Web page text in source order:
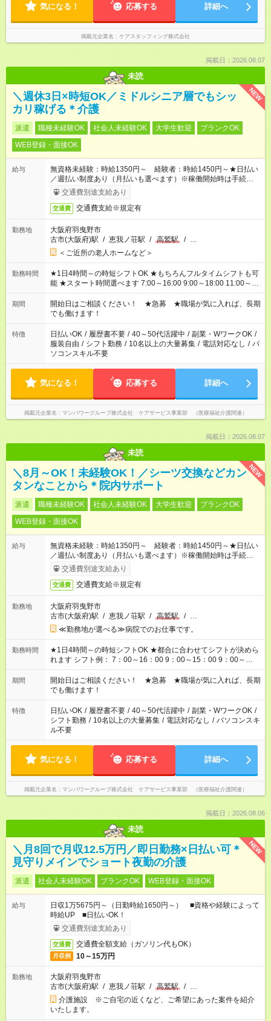
気になる！ 応募する 詳細へ
掲載元企業名 ケアスタッフィング株式会社
掲載日：2026.08.07
未読
NEW
＼週休3日×時短OK／ミドルシニア層でもシッ
カリ稼げる＊介護
派遣 職種未経験OK 社会人未経験OK 大学生歓迎
ブランクOK
WEB登録・面接OK
給与
無資格未経験：時給1350円～ 経験者：時給1450円～★日払い
／週払い制度あり（月払いも選べます）※稼働開始時は手続き完
了次第のお支払いとなります。
交通費別途支給あり
交通費 交通費支給※規定有
勤務地
大阪府羽曳野市
古市(大阪府)駅 / 恵我ノ荘駅 / 高鷲駅 / …
＜ご近所の老人ホームなど＞
勤務時間
★1日4時間～の時短シフトOK ★もちろんフルタイムシフトも可
能 ★スタート時間選べます 7:00～16:00 9:00～18:00 11:00～
20:00 など 残業なし！ ※Wワークの場合、他のお仕事と合わせ
週40時間超の就業はご案内できません ※法令に基づき、週20時
間以上勤務は社会保険への加入対象となります ※労働者派遣法
（日雇い派遣の原則禁止）により、短時間・短期間の就業はご
案内が難しい場合があります
期間
開始日はご相談ください！ ★急募 ★職場が気に入れば、長期
でも働けます！
特徴 日払いOK / 履歴書不要 / 40～50代活躍中 / 副業・WワークOK /
服装自由 / シフト勤務 / 10名以上の大量募集 / 電話対応なし / パ
ソコンスキル不要
気になる！ 応募する 詳細へ
掲載元企業名 マンパワーグループ株式会社 ケアサービス事業部 （医療福祉介護関連）
掲載日：2026.08.07
未読
NEW
＼8月～OK！未経験OK！／シーツ交換などカン
タンなことから＊院内サポート
派遣 職種未経験OK 社会人未経験OK 大学生歓迎
ブランクOK
WEB登録・面接OK
給与
無資格未経験：時給1350円～ 経験者：時給1450円～★日払い
／週払い制度あり（月払いも選べます）※稼働開始時は手続き完
了次第のお支払いとなります。
交通費別途支給あり
交通費 交通費支給※規定有
勤務地
大阪府羽曳野市
古市(大阪府)駅 / 恵我ノ荘駅 / 高鷲駅 / …
≪勤務地が選べる≫病院でのお仕事です。
勤務時間
★1日4時間～の時短シフトOK ★都合に合わせてシフトが決めら
れます シフト例： 7：00～16：00 9：00～15：00 9：00～
18：00 11：00～20：00 など ※Wワークの場合、他のお仕事と
合わせ週40時間超の就業はご案内できません ※法令に基づき、
週20時間以上勤務は社会保険への加入対象となります ※労働者
派遣法（日雇い派遣の原則禁止）により、短時間・短期間の就
業はご案内が難しい場合があります
期間
開始日はご相談ください！ ★急募 ★職場が気に入れば、長期
でも働けます！
特徴 日払いOK / 履歴書不要 / 40～50代活躍中 / 副業・WワークOK /
シフト勤務 / 10名以上の大量募集 / 電話対応なし / パソコンスキ
ル不要
気になる！ 応募する 詳細へ
掲載元企業名 マンパワーグループ株式会社 ケアサービス事業部 （医療福祉介護関連）
掲載日：2026.08.06
未読
NEW
＼月8回で月収12.5万円／即日勤務×日払い可＊
見守りメインでショート夜勤の介護
派遣 社会人未経験OK ブランクOK WEB登録・面接OK
給与
日収1万5675円～（日勤時給1650円～） ■資格や経験によって
時給UP ■日払いOK！
交通費別途支給あり
交通費 交通費全額支給（ガソリン代もOK）
月収例 10～15万円
勤務地
大阪府羽曳野市
古市(大阪府)駅 / 恵我ノ荘駅 / 高鷲駅 / …
介護施設 ※ご自宅の近くなど、ご希望にあった案件を紹介
いたします。